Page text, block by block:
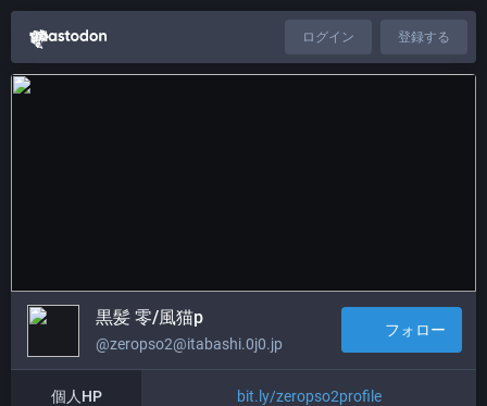
ログイン 登録する
黒髪 零/風猫p
@zeropso2@itabashi.0j0.jp
フォロー
個人HP bit.ly/zeropso2profile